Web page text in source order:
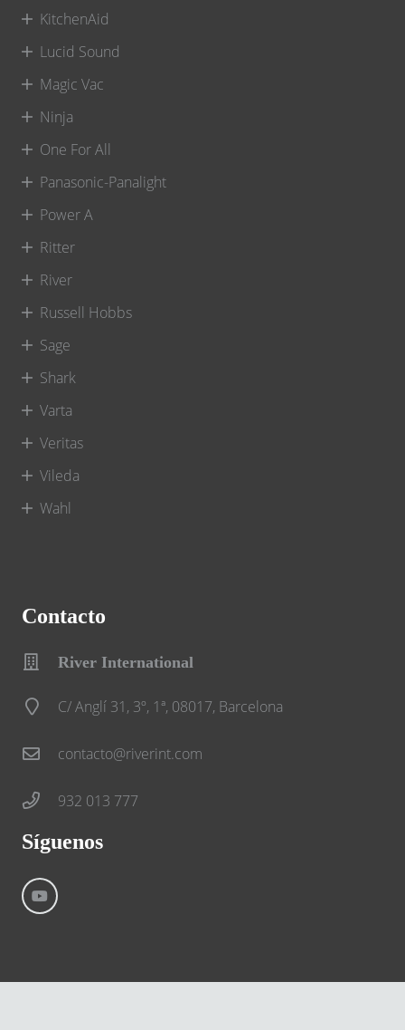
KitchenAid
Lucid Sound
Magic Vac
Ninja
One For All
Panasonic-Panalight
Power A
Ritter
River
Russell Hobbs
Sage
Shark
Varta
Veritas
Vileda
Wahl
Contacto
River International
C/ Anglí 31, 3º, 1ª, 08017, Barcelona
contacto@riverint.com
932 013 777
Síguenos